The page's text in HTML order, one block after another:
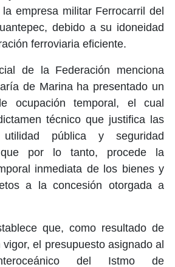
empresa militar Ferrocarril del
debido a su idoneidad
ferroviaria eficiente.
de la Federación menciona
de Marina ha presentado un
ocupación temporal, el cual
técnico que justifica las
pública y seguridad
por lo tanto, procede la
inmediata de los bienes y
a la concesión otorgada a
que, como resultado de
el presupuesto asignado al
del Istmo de